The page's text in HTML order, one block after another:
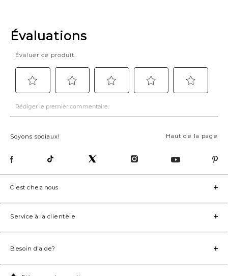
Haut de la page
Soyons sociaux!
C'est chez nous
Service à la clientèle
Besoin d'aide?